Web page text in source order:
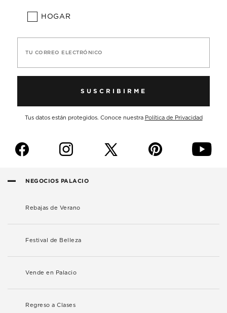
HOGAR
TU CORREO ELECTRÓNICO
SUSCRIBIRME
Tus datos están protegidos. Conoce nuestra Política de Privacidad
f i p y
NEGOCIOS PALACIO
Rebajas de Verano
Festival de Belleza
Vende en Palacio
Regreso a Clases